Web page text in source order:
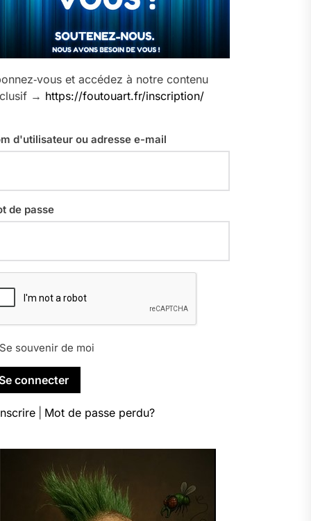
et accédez à notre contenu
→ https://foutouart.fr/inscription/
d'utilisateur ou adresse e-mail
de passe
Se souvenir de moi
Mot de passe perdu?